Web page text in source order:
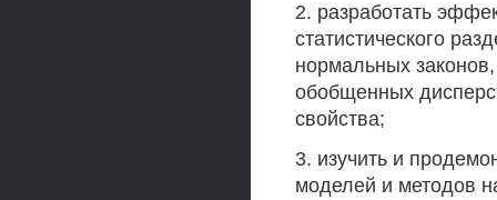
2. разработать
статистического
нормальных
обобщенных
свойства;
3. изучить и
моделей и методов